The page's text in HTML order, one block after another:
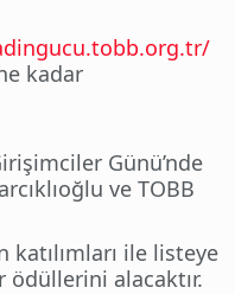
kadar
Günü’nde
ve TOBB
katılımları ile listeye
alacaktır.